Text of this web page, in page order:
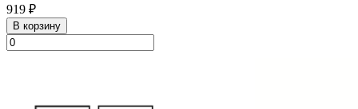
919 ₽
В корзину